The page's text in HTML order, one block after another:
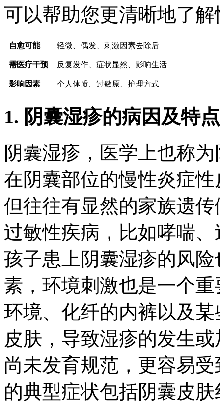
可以帮助您更清晰地了解
自愈可能 轻微、偶发、刺激因素去除后
需医疗干预 反复发作、症状显然、影响生活
影响因素 个人体质、过敏原、护理方式
1. 阴囊湿疹的病因及特点
阴囊湿疹，医学上也称
在阴囊部位的慢性炎症
但往往有显然的家族遗
过敏性疾病，比如哮喘
孩子患上阴囊湿疹的风
素，环境刺激也是一个
环境、化纤的内裤以及
皮肤，导致湿疹的发生
尚未发育规范，更容易
的典型症状包括阴囊皮